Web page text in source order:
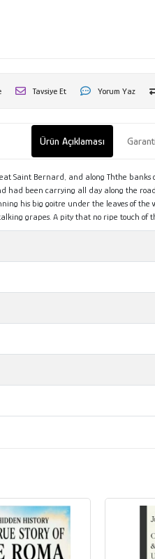
Tavsiye Et Yorum Yaz
Ürün Açıklaması
Saint Bernard, and along Ththe
had been carrying all day along the
his big goitre under the leaves of
grapes. A pity that no ripe touch